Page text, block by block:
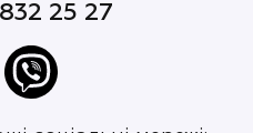
25 27